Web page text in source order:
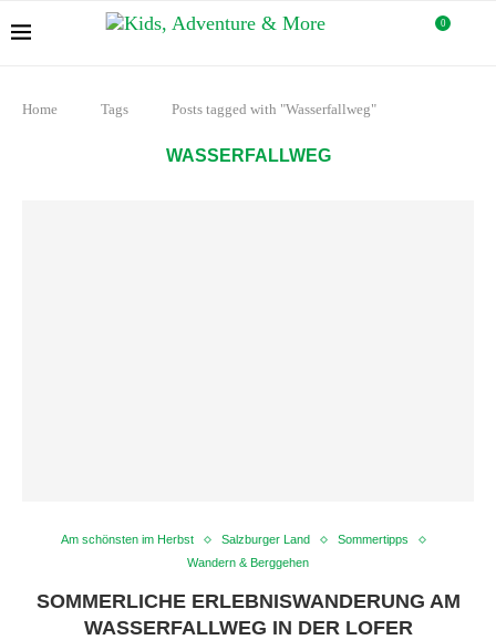
0
Home Tags Posts tagged with "Wasserfallweg"
WASSERFALLWEG
Am schönsten im Herbst Salzburger Land
Sommertipps
Wandern & Berggehen
SOMMERLICHE ERLEBNISWANDERUNG AM
WASSERFALLWEG IN DER LOFER